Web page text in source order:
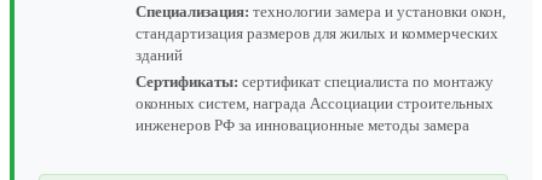
Специализация: технологии замера и установки окон,
стандартизация размеров для жилых и коммерческих
зданий
Сертификаты: сертификат специалиста по монтажу
оконных систем, награда Ассоциации строительных
инженеров РФ за инновационные методы замера